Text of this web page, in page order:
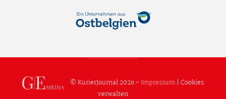
© KurierJournal 2026 -Impressum| Cookies
verwalten